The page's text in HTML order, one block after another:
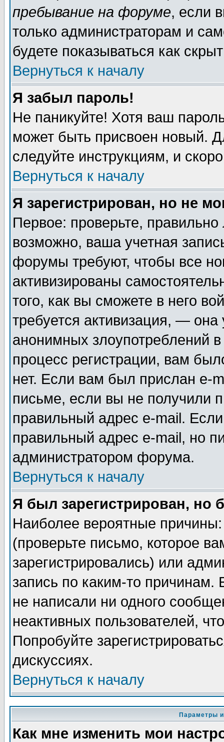
пребывание на форуме, если
только администраторам и
будете показываться как
Вернуться к началу
Я забыл пароль!
Не паникуйте! Хотя ваш
может быть присвоен новый.
следуйте инструкциям, и
Вернуться к началу
Я зарегистрирован, но не
Первое: проверьте,
возможно, ваша учетная
форумы требуют, чтобы все
активизированы
того, как вы сможете в него
требуется активизация, —
анонимных злоупотреблений
процесс регистрации, вам
нет. Если вам был прислан e-
письме, если вы не получили
правильный адрес e-mail.
правильный адрес e-mail, но
администратором форума.
Вернуться к началу
Я был зарегистрирован, но
Наиболее вероятные
(проверьте письмо, которое
зарегистрировались) или
запись по каким-то
не написали ни одного
неактивных пользователей,
Попробуйте
дискуссиях.
Вернуться к началу
Параметры
Как мне изменить мои